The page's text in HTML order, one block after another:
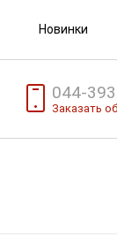
Новинки
044-
Заказать